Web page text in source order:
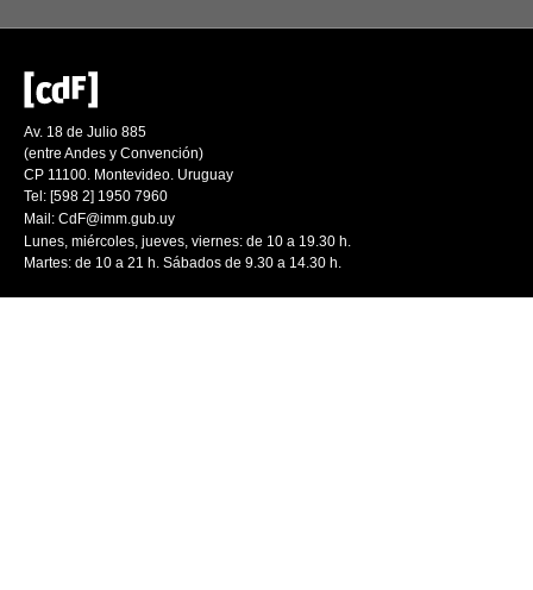
Av. 18 de Julio 885
(entre Andes y Convención)
CP 11100. Montevideo. Uruguay
Tel: [598 2] 1950 7960
Mail: CdF@imm.gub.uy
Lunes, miércoles, jueves, viernes: de 10 a 19.30 h.
Martes: de 10 a 21 h. Sábados de 9.30 a 14.30 h.